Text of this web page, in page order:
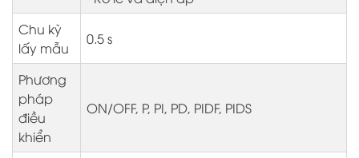
Chu kỳ
lấy mẫu
0.5 s
Phương
pháp
điều
khiển
ON/OFF, P, PI, PD, PIDF, PIDS